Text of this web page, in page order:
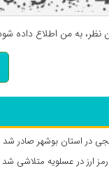
نظر، به من اطلاع داده
در استان بوشهر صادر شد